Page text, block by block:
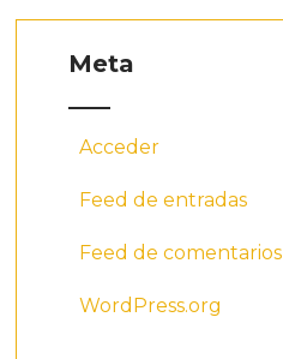
Meta
Acceder
Feed de entradas
Feed de comentarios
WordPress.org